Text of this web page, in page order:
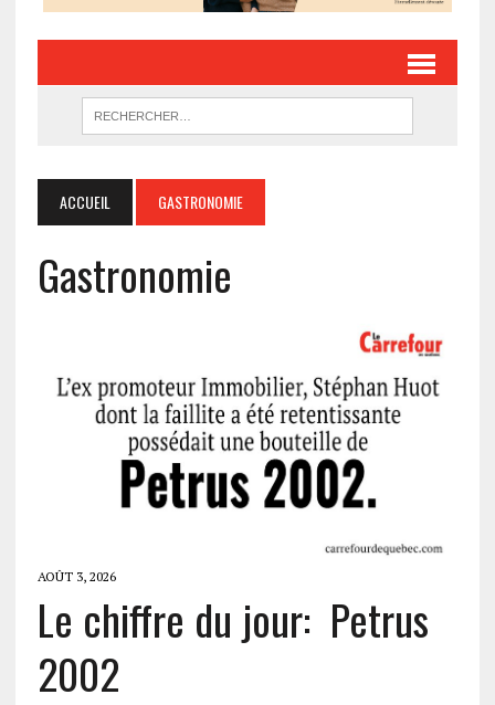
ACCUEIL GASTRONOMIE
Gastronomie
AOÛT 3, 2026
Le chiffre du jour: Petrus
2002